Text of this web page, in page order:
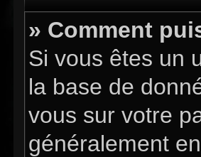
» Comment
Si vous êtes un
la base de
vous sur votre
généralement